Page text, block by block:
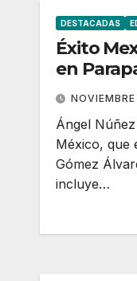
DESTACADAS
Éxito
en
Ángel
México, que
Gómez
incluye…